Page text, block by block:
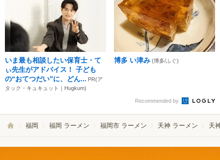
いま最も相談したい保育士・て
ぃ先生がアドバイス！ 子ども
の“おてつだい”に、どん... PR(ア
タック・キュキュット｜Hugkum)
博多 い津み (博多/ふぐ)
Recommended by
福岡 福岡 ラーメン 福岡市 ラーメン 天神 ラーメン 天